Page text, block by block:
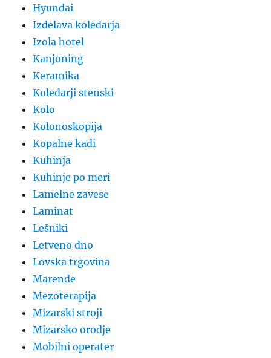
Hyundai
Izdelava koledarja
Izola hotel
Kanjoning
Keramika
Koledarji stenski
Kolo
Kolonoskopija
Kopalne kadi
Kuhinja
Kuhinje po meri
Lamelne zavese
Laminat
Lešniki
Letveno dno
Lovska trgovina
Marende
Mezoterapija
Mizarski stroji
Mizarsko orodje
Mobilni operater